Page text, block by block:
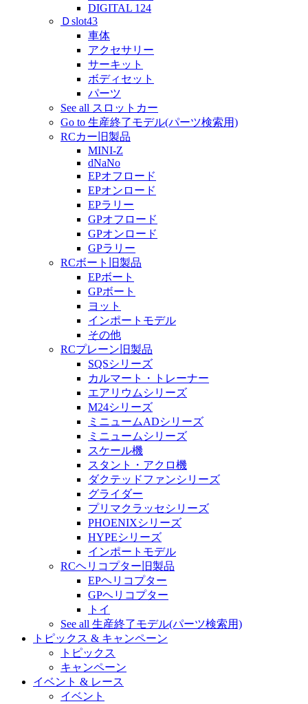
DIGITAL 124
Ｄslot43
車体
アクセサリー
サーキット
ボディセット
パーツ
See all スロットカー
Go to 生産終了モデル(パーツ検索用)
RCカー旧製品
MINI-Z
dNaNo
EPオフロード
EPオンロード
EPラリー
GPオフロード
GPオンロード
GPラリー
RCボート旧製品
EPボート
GPボート
ヨット
インポートモデル
その他
RCプレーン旧製品
SQSシリーズ
カルマート・トレーナー
エアリウムシリーズ
M24シリーズ
ミニュームADシリーズ
ミニュームシリーズ
スケール機
スタント・アクロ機
ダクテッドファンシリーズ
グライダー
プリマクラッセシリーズ
PHOENIXシリーズ
HYPEシリーズ
インポートモデル
RCヘリコプター旧製品
EPヘリコプター
GPヘリコプター
トイ
See all 生産終了モデル(パーツ検索用)
トピックス & キャンペーン
トピックス
キャンペーン
イベント & レース
イベント